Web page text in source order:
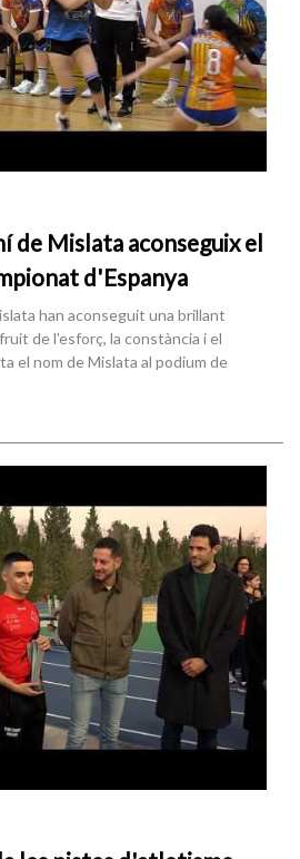
de Mislata aconseguix el
d'Espanya
han aconseguit una brillant
de l'esforç, la constància i el
el nom de Mislata al podium de